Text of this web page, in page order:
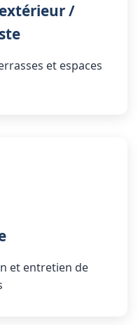
/
et espaces
et entretien de